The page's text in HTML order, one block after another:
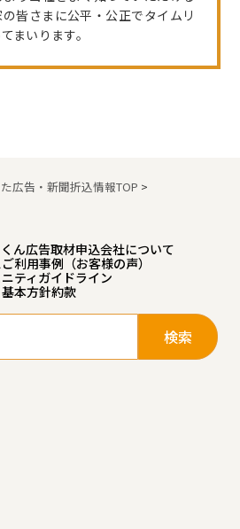
皆さまに公平・公正でタイムリ
まいります。
広告・新聞折込情報TOP >
ん広告取材申込会社について
利用事例（お客様の声）
ティガイドライン
本方針約款